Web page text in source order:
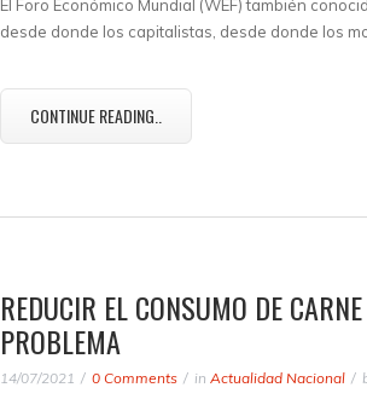
El Foro Económico Mundial (WEF) también
desde donde los capitalistas, desde donde los
CONTINUE READING..
REDUCIR EL CONSUMO DE
PROBLEMA
14/07/2021 0 Comments in Actualidad Nacional